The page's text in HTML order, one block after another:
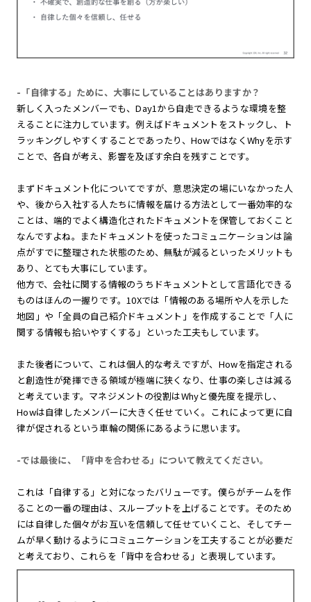
-「自律する」ために、大事にしていることはありますか？
新しく入ったメンバーでも、Day1から自走できるような環境を整
えることに注力しています。例えばドキュメントをストックし、ト
ラッキングしやすくすることであったり、HowではなくWhyを示す
ことで、各自が考え、影響を及ぼす余白を残すことです。
まずドキュメント化についてですが、意思決定の場にいなかった人
や、後から入社する人たちに情報を届ける方法として一番効率的な
ことは、端的でよく構造化されたドキュメントを保管しておくこと
なんですよね。またドキュメントを使ったコミュニケーションは論
点がすでに整理された状態のため、無駄が減るといったメリットも
あり、とても大事にしています。
他方で、会社に関する情報のうちドキュメントとして言語化できる
ものはほんの一握りです。10Xでは「情報のある場所や人を示した
地図」や「全員の自己紹介ドキュメント」を作成することで「人に
関する情報も拾いやすくする」といった工夫もしています。
また後者について、これは個人的な考えですが、Howを指定される
と創造性が発揮できる領域が極端に狭くなり、仕事の楽しさは減る
と考えています。マネジメントの役割はWhyと優先度を提示し、
Howは自律したメンバーに大きく任せていく。これによって更に自
律が促されるという車輪の関係にあるように思います。
-では最後に、「背中を合わせる」について教えてください。
これは「自律する」と対になったバリューです。僕らがチームを作
ることの一番の理由は、スループットを上げることです。そのため
には自律した個々がお互いを信頼して任せていくこと、そしてチー
ムが早く動けるようにコミュニケーションを工夫することが必要だ
と考えており、これらを「背中を合わせる」と表現しています。